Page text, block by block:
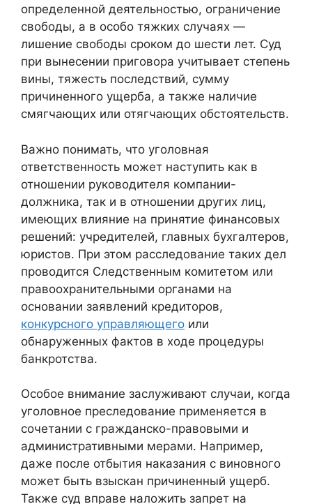
определенной деятельностью, ограничение
свободы, а в особо тяжких случаях —
лишение свободы сроком до шести лет. Суд
при вынесении приговора учитывает степень
вины, тяжесть последствий, сумму
причиненного ущерба, а также наличие
смягчающих или отягчающих обстоятельств.
Важно понимать, что уголовная
ответственность может наступить как в
отношении руководителя компании-
должника, так и в отношении других лиц,
имеющих влияние на принятие финансовых
решений: учредителей, главных бухгалтеров,
юристов. При этом расследование таких дел
проводится Следственным комитетом или
правоохранительными органами на
основании заявлений кредиторов,
конкурсного управляющего или
обнаруженных фактов в ходе процедуры
банкротства.
Особое внимание заслуживают случаи, когда
уголовное преследование применяется в
сочетании с гражданско-правовыми и
административными мерами. Например,
даже после отбытия наказания с виновного
может быть взыскан причиненный ущерб.
Также суд вправе наложить запрет на